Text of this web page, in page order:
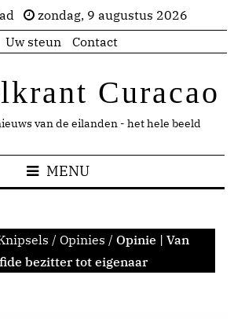
zondag, 9 augustus 2026
Uw steun Contact
Curacao
van de eilanden - het hele beeld
MENU
/ Opinies / Opinie | Van
bezitter tot eigenaar